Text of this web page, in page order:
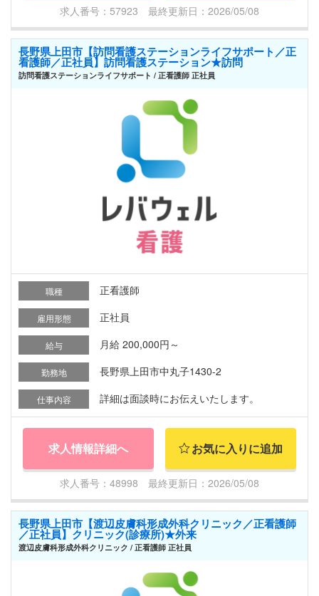
求人番号：57923 最終更新日：2026/05/08
長野県上田市【訪問看護ステーションライフサポート／正
看護師／正社員】訪問看護ステーション★訪問
訪問看護ステーションライフサポート / 正看護師 正社員
職種 正看護師
雇用形態 正社員
給与 月給 200,000円～
勤務地 長野県上田市中丸子1430-2
仕事内容 詳細は面談時にお伝えいたします。
求人情報詳細へ お気に入りに追加
求人番号：48998 最終更新日：2026/05/08
長野県上田市【渡辺皮膚科形成外科クリニック／正看護師
／正社員】クリニック(診療所)★外来
渡辺皮膚科形成外科クリニック / 正看護師 正社員